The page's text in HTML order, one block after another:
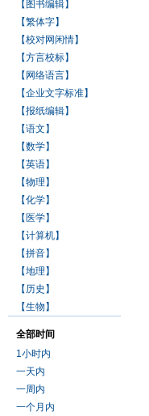
【图书编辑】
【繁体字】
【校对网闲情】
【方言校标】
【网络语言】
【企业文字标准】
【报纸编辑】
【语文】
【数学】
【英语】
【物理】
【化学】
【医学】
【计算机】
【拼音】
【地理】
【历史】
【生物】
全部时间
1小时内
一天内
一周内
一个月内